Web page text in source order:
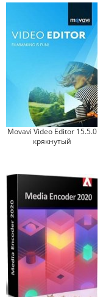
Movavi Video Editor 15.5.0
крякнутый